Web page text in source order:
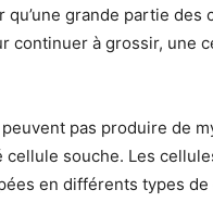
grande partie
continuer à grossir, une
pas produire de
souche. Les
en différents types